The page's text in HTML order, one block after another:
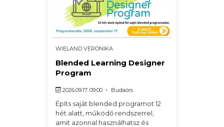
WIELAND VERONIKA
Blended Learning Designer
Program
2026.09.17. 09:00 Budaörs
Építs saját blended programot 12
hét alatt, működő rendszerrel,
amit azonnal használhatsz és